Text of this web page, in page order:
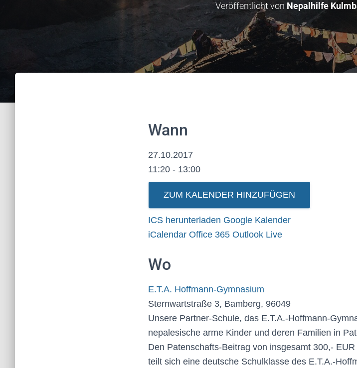
Veröffentlicht von Nepalhilfe
Wann
27.10.2017
11:20 - 13:00
ZUM KALENDER HINZUFÜGEN
ICS herunterladen Google Kalender
iCalendar Office 365 Outlook Live
Wo
E.T.A. Hoffmann-Gymnasium
Sternwartstraße 3, Bamberg, 96049
Unsere Partner-Schule, das E.T.A.-Hoffmann-
nepalesische arme Kinder und deren Familien in
Den Patenschafts-Beitrag von insgesamt 300,-
teilt sich eine deutsche Schulklasse des E.T.A.-